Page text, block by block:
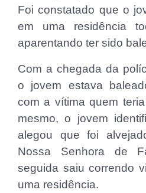
Foi constatado que o
em uma residência
aparentando ter sido
Com a chegada da
o jovem estava
com a vítima quem
mesmo, o jovem
alegou que foi
Nossa Senhora de
seguida saiu correndo
uma residência.